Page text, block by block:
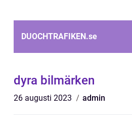
DUOCHTRAFIKEN.se
dyra bilmärken
26 augusti 2023 admin